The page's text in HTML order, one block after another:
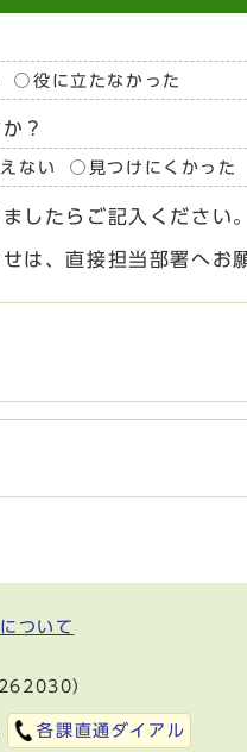
役に立たなかった
？
ない 見つけにくかった
したらご記入ください。
は、直接担当部署へ
ついて
）
各課直通ダイアル